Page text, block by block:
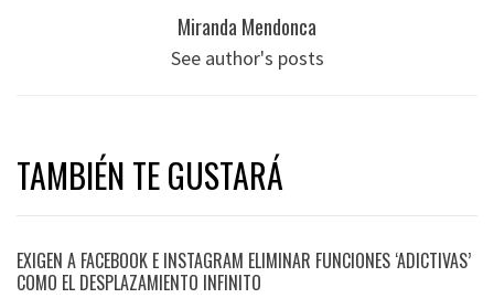
Miranda Mendonca
See author's posts
TAMBIÉN TE GUSTARÁ
EXIGEN A FACEBOOK E INSTAGRAM ELIMINAR FUNCIONES ‘ADICTIVAS’
COMO EL DESPLAZAMIENTO INFINITO